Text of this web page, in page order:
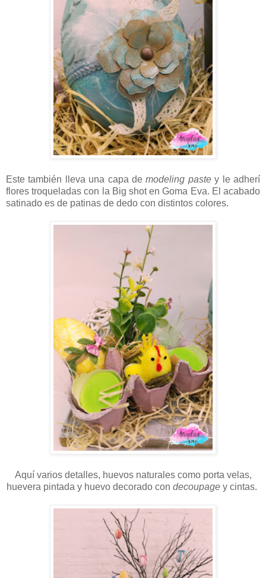
Este también lleva una capa demodeling pastey le adherí
flores troqueladas con la Big shot en Goma Eva. El acabado
satinado es de patinas de dedo con distintos colores.
Aquí varios detalles, huevos naturales como porta velas,
huevera pintada y huevo decorado con decoupage y cintas.